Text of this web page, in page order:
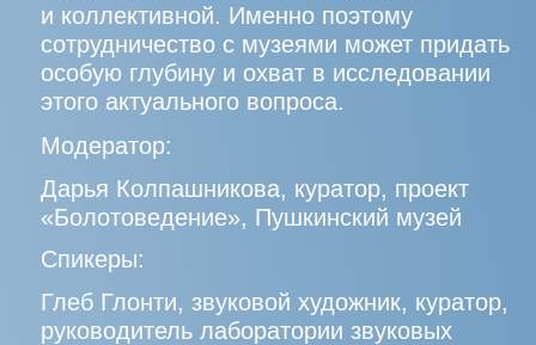
«Парк «Зарядье», генеральный директор
ГБУК г. Москвы «МВО «Манеж»,
председатель комиссии по культуре
и культурно-историческому наследию
общественной палаты города Москвы